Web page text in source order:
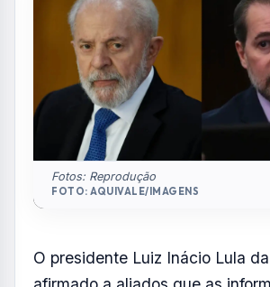
divulgadas sobre a relação do
Toffoli com o empresário Daniel
do Banco Master, seriam
que ainda pode vir a público.
Um documento da Polícia
transações entre Toffoli e o
incluindo o pagamento de R$ 35
ministro é sócio. Diante da
Toffoli deixou a relatoria do